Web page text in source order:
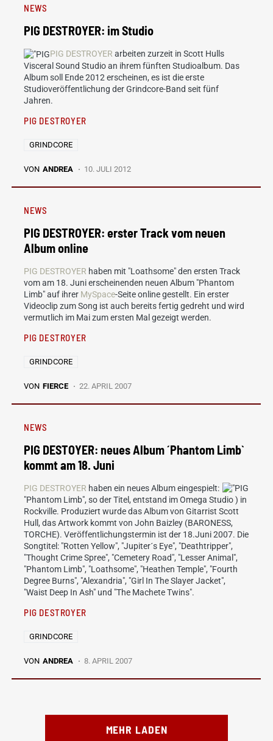
NEWS
PIG DESTROYER: im Studio
PIG DESTROYER arbeiten zurzeit in Scott Hulls
Visceral Sound Studio an ihrem fünften Studioalbum. Das
Album soll Ende 2012 erscheinen, es ist die erste
Studioveröffentlichung der Grindcore-Band seit fünf
Jahren.
PIG DESTROYER
GRINDCORE
VON ANDREA 10. JULI 2012
NEWS
PIG DESTROYER: erster Track vom neuen
Album online
PIG DESTROYER haben mit "Loathsome" den ersten Track
vom am 18. Juni erscheinenden neuen Album "Phantom
Limb" auf ihrer MySpace-Seite online gestellt. Ein erster
Videoclip zum Song ist auch bereits fertig gedreht und wird
vermutlich im Mai zum ersten Mal gezeigt werden.
PIG DESTROYER
GRINDCORE
VON FIERCE 22. APRIL 2007
NEWS
PIG DESTOYER: neues Album ´Phantom Limb`
kommt am 18. Juni
PIG DESTROYER haben ein neues Album eingespielt:
"Phantom Limb", so der Titel, entstand im Omega Studio ) in
Rockville. Produziert wurde das Album von Gitarrist Scott
Hull, das Artwork kommt von John Baizley (BARONESS,
TORCHE). Veröffentlichungstermin ist der 18.Juni 2007. Die
Songtitel: "Rotten Yellow", "Jupiter´s Eye", "Deathtripper",
"Thought Crime Spree", "Cemetery Road", "Lesser Animal",
"Phantom Limb", "Loathsome", "Heathen Temple", "Fourth
Degree Burns", "Alexandria", "Girl In The Slayer Jacket",
"Waist Deep In Ash" und "The Machete Twins".
PIG DESTROYER
GRINDCORE
VON ANDREA 8. APRIL 2007
MEHR LADEN